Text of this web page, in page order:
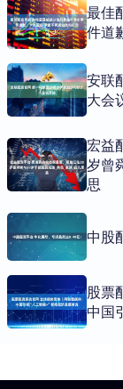
最佳
件道
安联
大会
宏益
岁曾
思
中股
股票
中国